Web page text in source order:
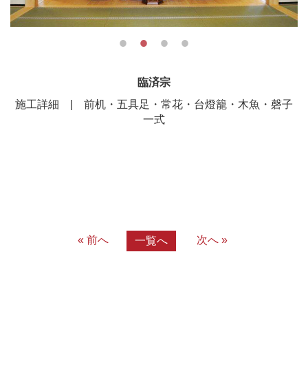
臨済宗
施工詳細 | 前机・五具足・常花・台燈籠・木魚・磬子
一式
« 前へ 一覧へ 次へ »